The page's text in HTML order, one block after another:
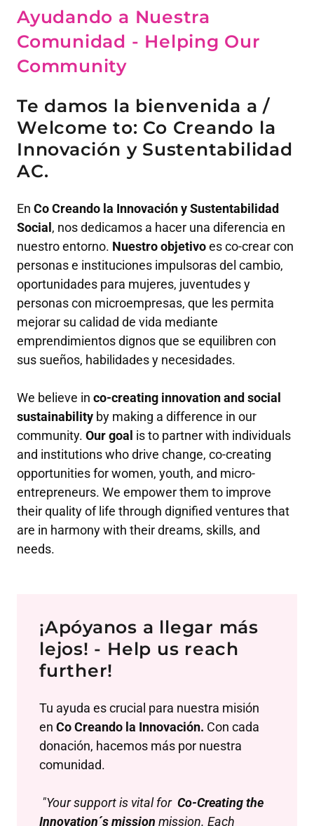
Ayudando a Nuestra
Comunidad - Helping Our
Community
Te damos la bienvenida a /
Welcome to: Co Creando la
Innovación y Sustentabilidad
AC.
En Co Creando la Innovación y Sustentabilidad
Social , nos dedicamos a hacer una diferencia en
nuestro entorno. Nuestro objetivoesco-crear con
personas e instituciones impulsoras del cambio,
oportunidades para mujeres, juventudes y
personas con microempresas, que les permita
mejorar su calidad de vida mediante
emprendimientos dignos que se equilibren con
sus sueños, habilidades y necesidades.
We believe in co-creating innovation and social
sustainability by making a difference in our
community. Our goal is to partner with individuals
and institutions who drive change, co-creating
opportunities for women, youth, and micro-
entrepreneurs. We empower them to improve
their quality of life through dignified ventures that
are in harmony with their dreams, skills, and
needs.
¡Apóyanos a llegar más
lejos! - Help us reach
further!
Tu ayuda es crucial para nuestra misión
en Co Creando la Innovación. Con cada
donación, hacemos más por nuestra
comunidad.
"Your support is vital for Co-Creating the
Innovation´s mission mission. Each